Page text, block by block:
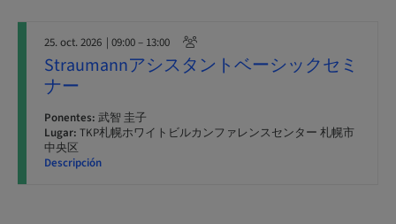
25. oct. 2026 | 09:00 – 13:00
Straumannアシスタントベーシックセミ
ナー
Ponentes: 武智 圭子
Lugar: TKP札幌ホワイトビルカンファレンスセンター 札幌市
中央区
Descripción